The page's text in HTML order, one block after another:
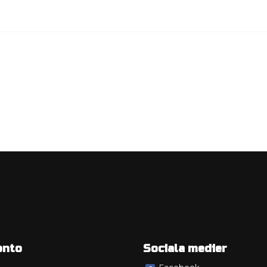
Sociala medier